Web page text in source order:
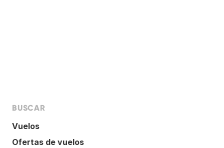
BUSCAR
Vuelos
Ofertas de vuelos